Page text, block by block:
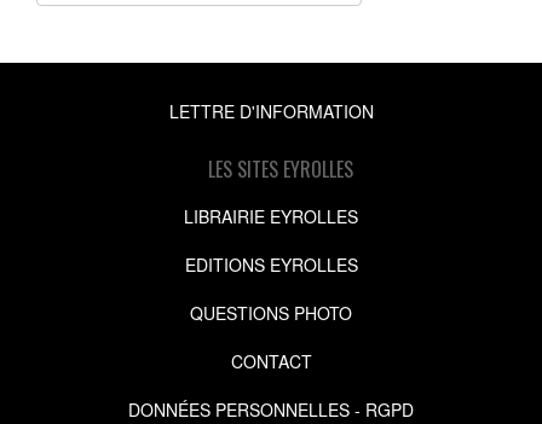
LETTRE D'INFORMATION
LES SITES EYROLLES
LIBRAIRIE EYROLLES
EDITIONS EYROLLES
QUESTIONS PHOTO
CONTACT
DONNÉES PERSONNELLES - RGPD